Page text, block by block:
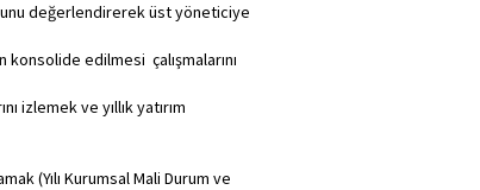
değerlendirerek üst yöneticiye
konsolide edilmesi çalışmalarını
izlemek ve yıllık yatırım
(Yılı Kurumsal Mali Durum ve